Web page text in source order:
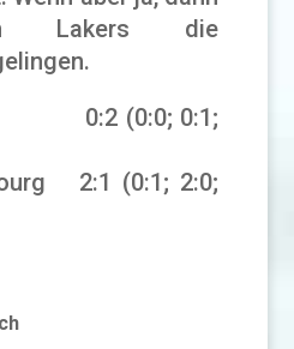
Lakers die
0:2 (0:0; 0:1;
2:1 (0:1; 2:0;